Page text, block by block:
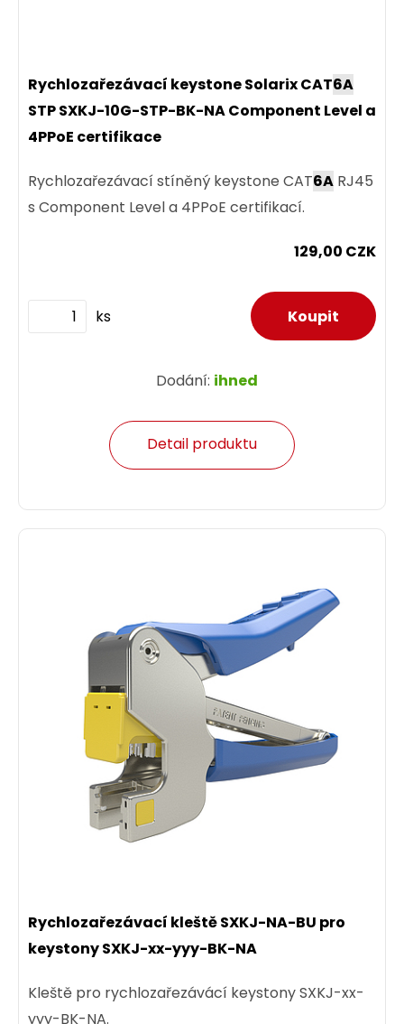
Rychlozařezávací keystone Solarix CAT6A
STP SXKJ-10G-STP-BK-NA Component Level a
4PPoE certifikace
Rychlozařezávací stíněný keystone CAT6A RJ45
s Component Level a 4PPoE certifikací.
129,00 CZK
ks
Dodání: ihned
Detail produktu
Rychlozařezávací kleště SXKJ-NA-BU pro
keystony SXKJ-xx-yyy-BK-NA
Kleště pro rychlozařezávácí keystony SXKJ-xx-
yyy-BK-NA.